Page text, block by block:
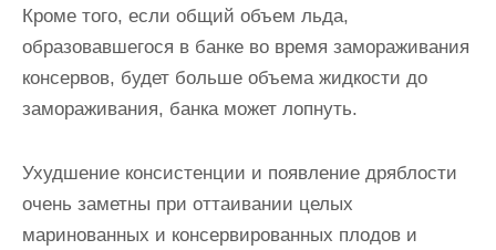
Кроме того, если общий объем льда,
образовавшегося в банке во время замораживания
консервов, будет больше объема жидкости до
замораживания, банка может лопнуть.
Ухудшение консистенции и появление дряблости
очень заметны при оттаивании целых
маринованных и консервированных плодов и